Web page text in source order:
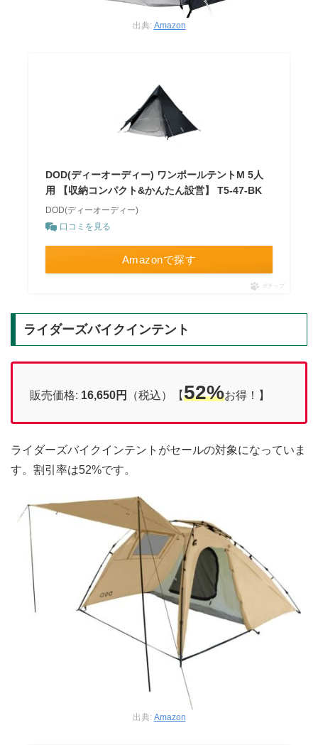
出典: Amazon
DOD(ディーオーディー) ワンポールテントM 5人
用 【収納コンパクト&かんたん設営】 T5-47-BK
DOD(ディーオーディー)
口コミを見る
Amazonで探す
ポチップ
ライダーズバイクインテント
販売価格: 16,650円 （税込）【52%お得！】
ライダーズバイクインテントがセールの対象になっていま
す。割引率は52%です。
出典: Amazon